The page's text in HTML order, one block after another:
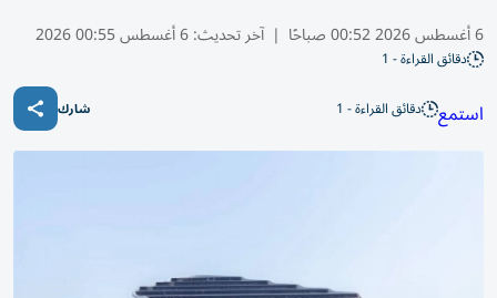
6 أغسطس 2026 00:52 صباحًا | آخر تحديث:6 أغسطس 00:55 2026
دقائق القراءة - 1
استمع دقائق القراءة - 1 شارك